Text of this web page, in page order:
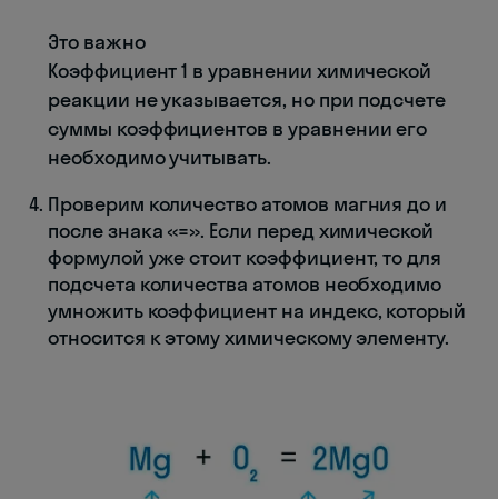
Это важно
Коэффициент 1 в уравнении химической
реакции не указывается, но при подсчете
суммы коэффициентов в уравнении его
необходимо учитывать.
Проверим количество атомов магния до и
после знака «=». Если перед химической
формулой уже стоит коэффициент, то для
подсчета количества атомов необходимо
умножить коэффициент на индекс, который
относится к этому химическому элементу.